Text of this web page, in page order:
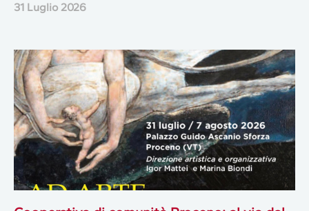
31 Luglio 2026